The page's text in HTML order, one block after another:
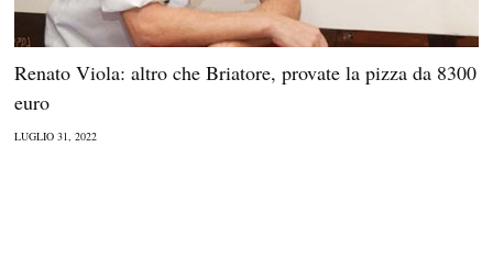
Renato Viola: altro che Briatore, provate la pizza da 8300
euro
LUGLIO 31, 2022